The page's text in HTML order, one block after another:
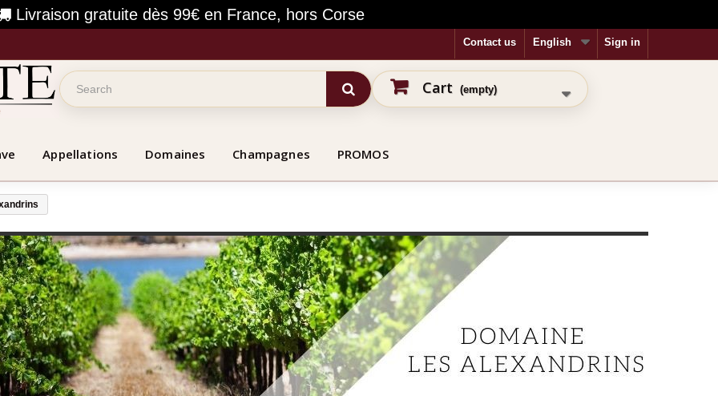
Livraison gratuite dès 99€ en France, hors Corse
Sign in
English
Contact us
Cart (empty)
Appellations Domaines Champagnes PROMOS